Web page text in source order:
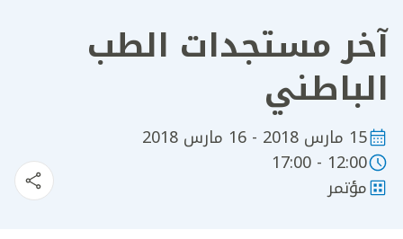
آخر مستجدات الطب
الباطني
15 مارس 2018 - 16 مارس 2018
12:00 - 17:00
مؤتمر